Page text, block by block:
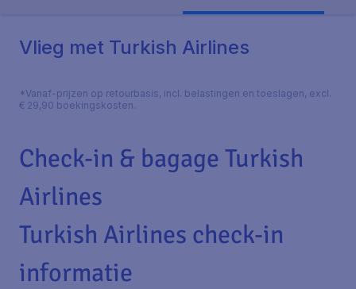
Vlieg met Turkish Airlines
*Vanaf-prijzen op retourbasis, incl. belastingen en toeslagen, excl.
€ 29,90 boekingskosten.
Check-in & bagage Turkish
Airlines
Turkish Airlines check-in
informatie